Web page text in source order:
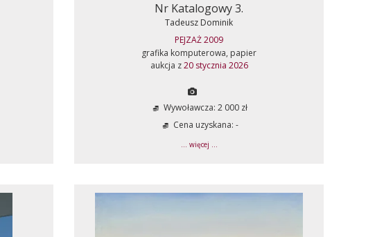
Nr Katalogowy 3.
Tadeusz Dominik
PEJZAŻ 2009
grafika komputerowa, papier
aukcja z20 stycznia 2026
Wywoławcza: 2 000 zł
Cena uzyskana: -
... więcej ...